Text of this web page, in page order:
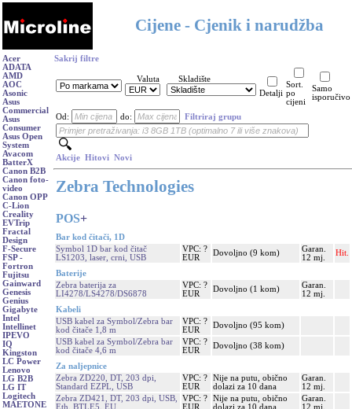
Cijene - Cjenik i narudžba
Acer
ADATA
AMD
AOC
Asonic
Asus
Commercial
Asus
Consumer
Asus Open
System
Avacom
BatterX
Canon B2B
Canon foto-
video
Canon OPP
C-Lion
Creality
EVTrip
Fractal
Design
F-Secure
FSP -
Fortron
Fujitsu
Gainward
Genesis
Genius
Gigabyte
Intel
Intellinet
IPEVO
IQ
Kingston
LC Power
Lenovo
LG B2B
LG IT
Logitech
MAETONE
Sakrij filtre
Valuta
Skladište
Detalji
Sort.
po
cijeni
Samo
isporučivo
Od: do: Filtriraj grupu
Akcije Hitovi Novi
Zebra Technologies
POS+
Bar kod čitači, 1D
Symbol 1D bar kod čitač
LS1203, laser, crni, USB
VPC: ?
EUR
Dovoljno (9 kom)
Garan.
12 mj.
Hit.
Baterije
Zebra baterija za
LI4278/LS4278/DS6878
VPC: ?
EUR
Dovoljno (1 kom)
Garan.
12 mj.
Kabeli
USB kabel za Symbol/Zebra bar
kod čitače 1,8 m
VPC: ?
EUR
Dovoljno (95 kom)
USB kabel za Symbol/Zebra bar
kod čitače 4,6 m
VPC: ?
EUR
Dovoljno (38 kom)
Za naljepnice
Zebra ZD220, DT, 203 dpi,
Standard EZPL, USB
VPC: ?
EUR
Nije na putu, obično
dolazi za 10 dana
Garan.
12 mj.
Zebra ZD421, DT, 203 dpi, USB,
Eth. BTLE5, EU
VPC: ?
EUR
Nije na putu, obično
dolazi za 10 dana
Garan.
12 mj.